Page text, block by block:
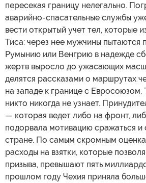
пересекая границу нелегально.
аварийно-спасательные службы
вести открытый учет тел, которые
Тиса: через нее мужчины пытаются
Румынию или Венгрию в надежде
жертв выросло до ужасающих
делятся рассказами о маршрутах
на западе к границе с Евросоюзом.
никто никогда не узнает.
— которая ведет либо на фронт,
подорвала мотивацию сражаться и
стране. По самым скромным
расходы на взятки, которые
призыва, превышают пять
прошлом году Чехия приняла